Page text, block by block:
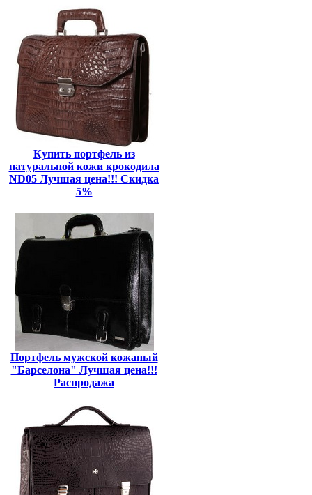
Купить портфель из
натуральной кожи крокодила
ND05 Лучшая цена!!! Скидка
5%
Портфель мужской кожаный
"Барселона" Лучшая цена!!!
Распродажа